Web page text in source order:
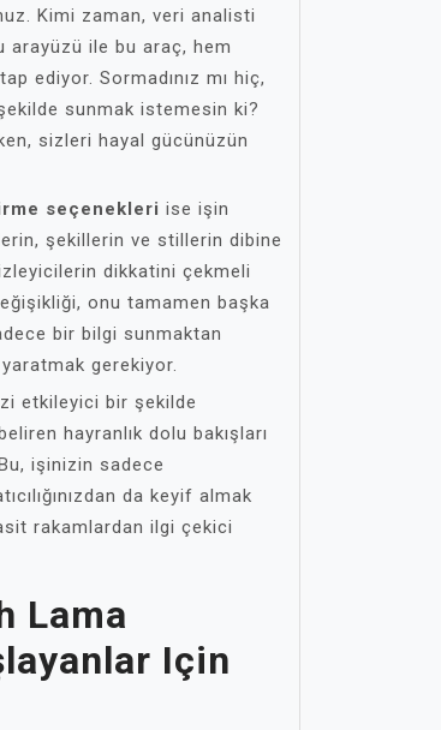
Kimi zaman, veri analisti
arayüzü ile bu araç, hem
ediyor. Sormadınız mı hiç,
sunmak istemesin ki?
sizleri hayal gücünüzün
seçenekleri ise işin
şekillerin ve stillerin dibine
dikkatini çekmeli
onu tamamen başka
bir bilgi sunmaktan
gerekiyor.
etkileyici bir şekilde
hayranlık dolu bakışları
işinizin sadece
da keyif almak
rakamlardan ilgi çekici
Lama
Için